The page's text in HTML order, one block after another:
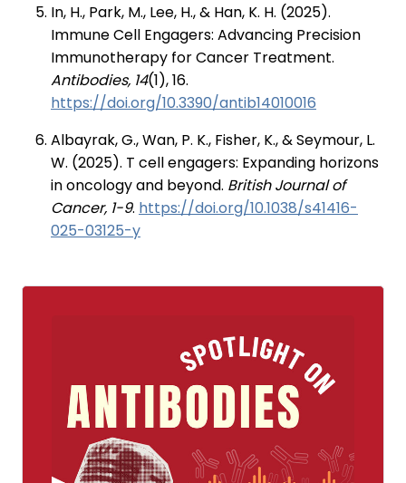
In, H., Park, M., Lee, H., & Han, K. H. (2025).
Immune Cell Engagers: Advancing Precision
Immunotherapy for Cancer Treatment.
Antibodies, 14(1), 16.
https://doi.org/10.3390/antib14010016⁠
Albayrak, G., Wan, P. K., Fisher, K., & Seymour, L.
W. (2025). T cell engagers: Expanding horizons
in oncology and beyond. British Journal of
Cancer, 1-9. ⁠ https://doi.org/10.1038/s41416-
025-03125-y‌